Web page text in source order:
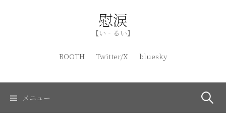
ス
慰涙
【い‐るい】
BOOTH Twitter/X bluesky
メニュー 検